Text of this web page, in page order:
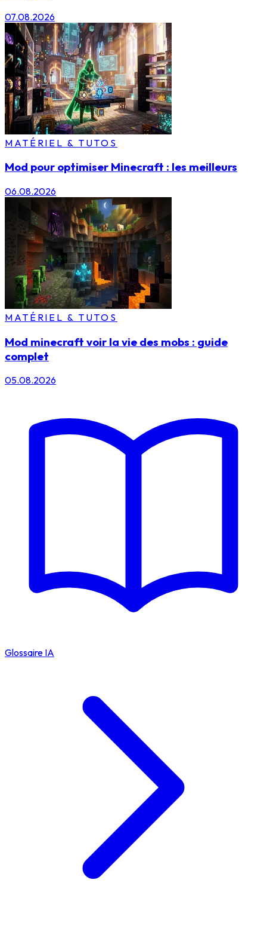
07.08.2026
MATÉRIEL & TUTOS
Mod pour optimiser Minecraft : les meilleurs
06.08.2026
MATÉRIEL & TUTOS
Mod minecraft voir la vie des mobs : guide
complet
05.08.2026
Glossaire IA